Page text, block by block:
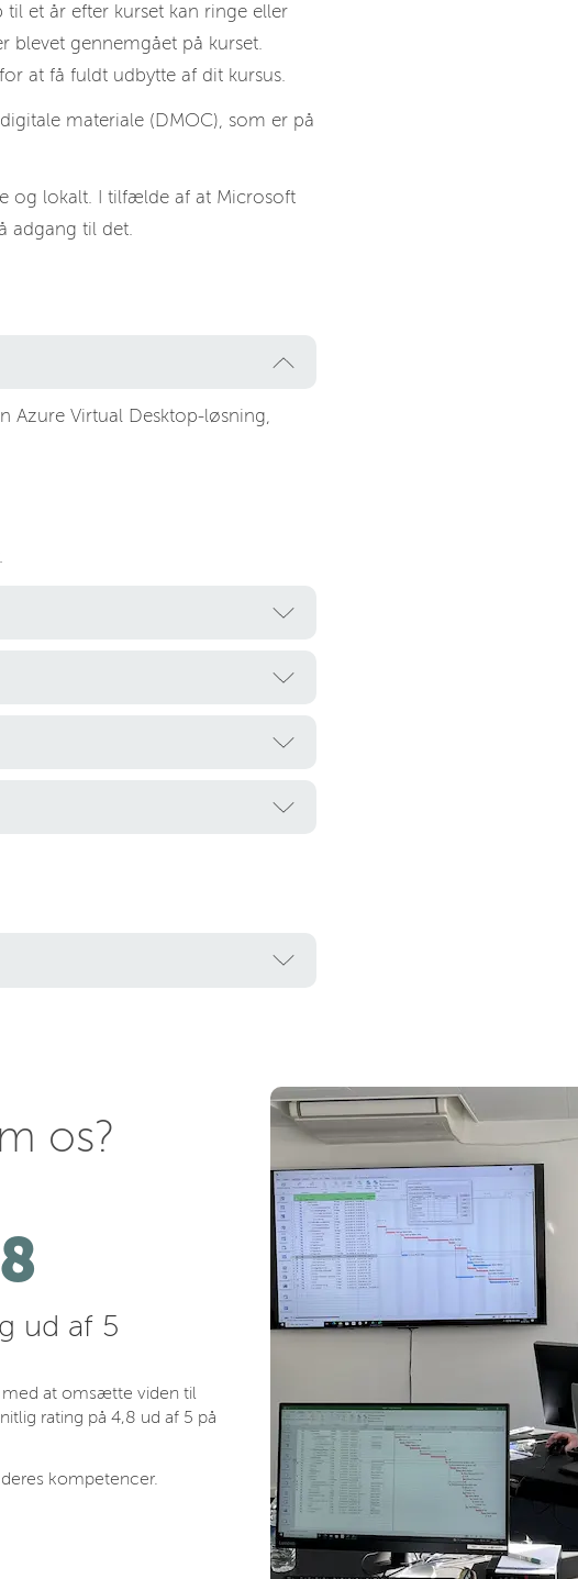
et år efter kurset kan ringe eller
blevet gennemgået på kurset.
at få fuldt udbytte af dit kursus.
materiale (DMOC), som er på
og lokalt. I tilfælde af at Microsoft
adgang til det.
Azure Virtual Desktop-løsning,
os?
ud af 5
med at omsætte viden til
rating på 4,8 ud af 5 på
kompetencer.